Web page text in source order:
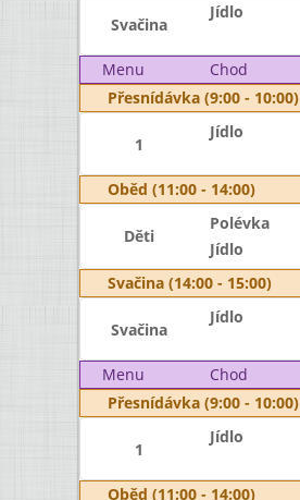
Svačina
Jídlo
Menu Chod
Přesnídávka (9:00 - 10:00)
1
Jídlo
Oběd (11:00 - 14:00)
Děti
Polévka
Jídlo
Svačina (14:00 - 15:00)
Svačina
Jídlo
Menu Chod
Přesnídávka (9:00 - 10:00)
1
Jídlo
Oběd (11:00 - 14:00)